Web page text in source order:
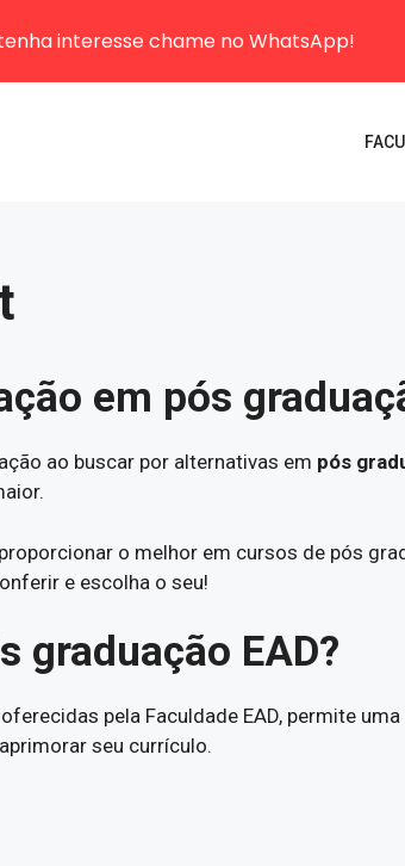
em pós
ao buscar por alternativas em pós
o melhor em cursos de pós
e escolha o seu!
graduação EAD?
pela Faculdade EAD, permite
seu currículo.
interesse chame no WhatsApp!